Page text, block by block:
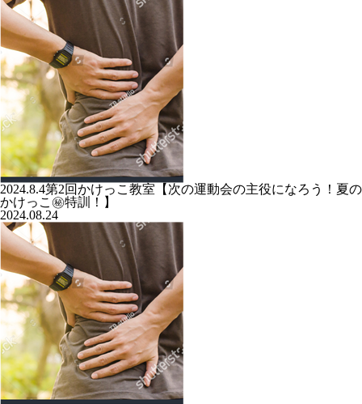
2024.8.4第2回かけっこ教室【次の運動会の主役になろう！夏の
かけっこ㊙️特訓！】
2024.08.24